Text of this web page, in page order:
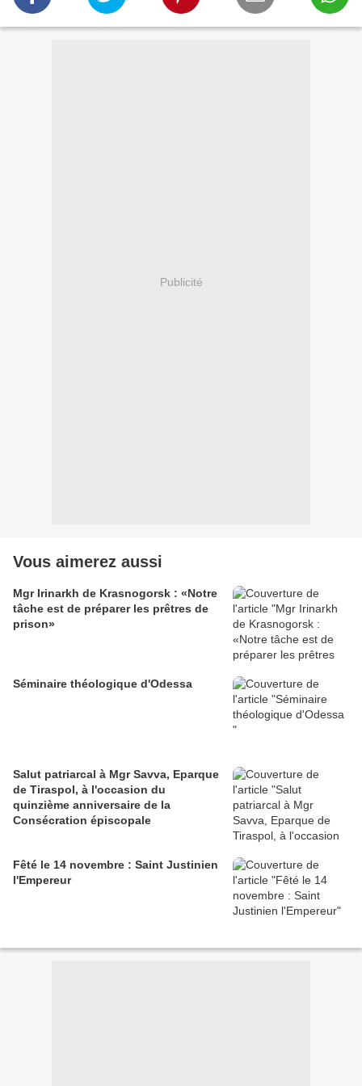
Publicité
Vous aimerez aussi
Mgr Irinarkh de Krasnogorsk : «Notre
tâche est de préparer les prêtres de
prison»
Séminaire théologique d'Odessa
Salut patriarcal à Mgr Savva, Eparque
de Tiraspol, à l'occasion du
quinzième anniversaire de la
Consécration épiscopale
Fêté le 14 novembre : Saint Justinien
l'Empereur